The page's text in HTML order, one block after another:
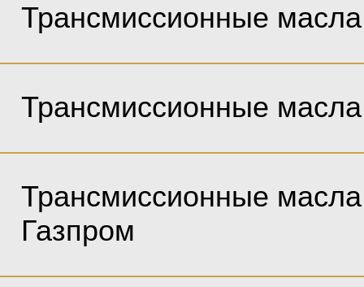
Трансмиссионные
Трансмиссионные
Трансмиссионные масла
Газпром